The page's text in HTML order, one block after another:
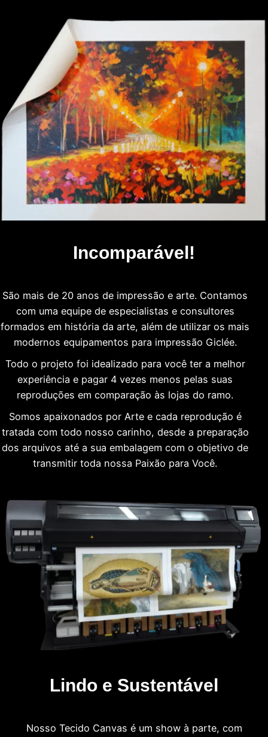
Incomparável!
São mais de 20 anos de impressão e arte. Contamos
com uma equipe de especialistas e consultores
formados em história da arte, além de utilizar os mais
modernos equipamentos para impressão Giclée.
Todo o projeto foi idealizado para você ter a melhor
experiência e pagar 4 vezes menos pelas suas
reproduções em comparação às lojas do ramo.
Somos apaixonados por Arte e cada reprodução é
tratada com todo nosso carinho, desde a preparação
dos arquivos até a sua embalagem com o objetivo de
transmitir toda nossa Paixão para Você.
Lindo e Sustentável
Nosso Tecido Canvas é um show à parte, com